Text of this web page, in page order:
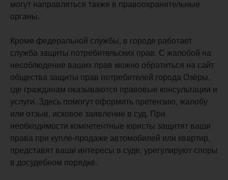
могут направляться также в правоохранительные
органы.
Кроме федеральной службы, в городе работает
служба защиты потребительских прав. С жалобой на
несоблюдение ваших прав можно обратиться на сайт
общества защиты прав потребителей города Озёры,
где гражданам оказываются правовые консультации и
услуги. Здесь помогут оформить претензию, жалобу
или отзыв, исковое заявление в суд. При
необходимости компетентные юристы защитят ваши
права при купле-продаже автомобилей или квартир,
представят ваши интересы в суде, урегулируют споры
в досудебном порядке.